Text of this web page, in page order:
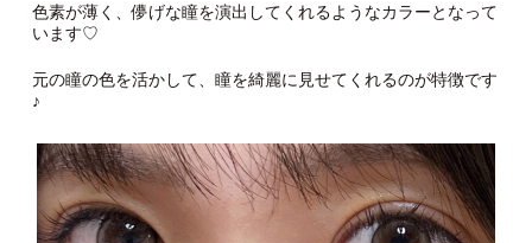
色素が薄く、儚げな瞳を演出してくれるようなカラーとなって
います♡
元の瞳の色を活かして、瞳を綺麗に見せてくれるのが特徴です
♪